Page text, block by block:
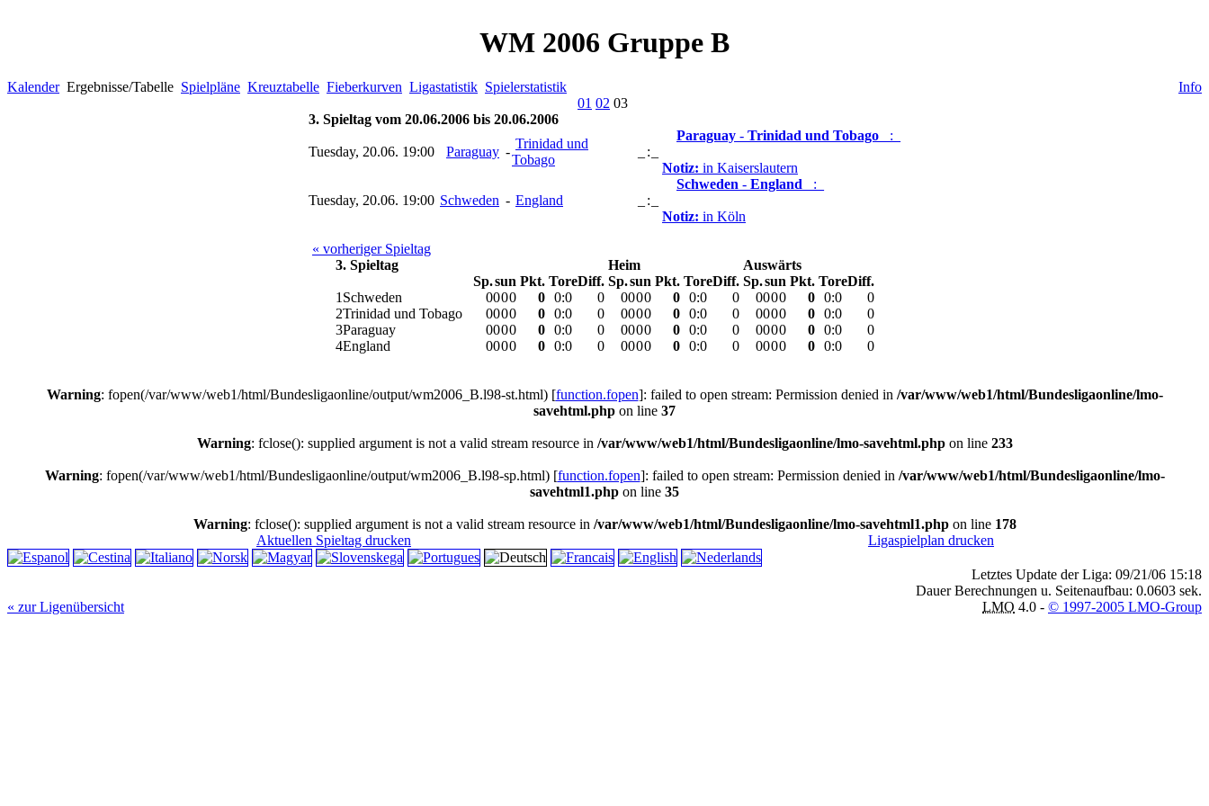
WM 2006 Gruppe B
KalenderErgebnisse/Tabelle Spielpläne Kreuztabelle Fieberkurven Ligastatistik Spielerstatistik
Info
01 02 03
3. Spieltag vom 20.06.2006 bis 20.06.2006
Tuesday, 20.06. 19:00 Paraguay -
Trinidad und
Tobago
:
Paraguay - Trinidad und Tobago _:_
Notiz: in Kaiserslautern
Tuesday, 20.06. 19:00 Schweden - England :
Schweden - England _:_
Notiz: in Köln
« vorheriger Spieltag
3. Spieltag
Heim
Auswärts
Sp.sun Pkt. ToreDiff. Sp.sun Pkt. ToreDiff. Sp.sun Pkt. ToreDiff.
1 Schweden 0000 0 0:0 0 0000 0 0:0 0 0000 0 0:0
0
2Trinidad und Tobago 0000 0 0:0 0 0000 0 0:0 0 0000 0 0:0
0
3Paraguay 0000 0 0:0 0 0000 0 0:0 0 0000 0 0:0
0
4England 0000 0 0:0 0 0000 0 0:0 0 0000 0 0:0 0
Warning: fopen(/var/www/web1/html/Bundesligaonline/output/wm2006_B.l98-st.html) [function.fopen]: failed to open stream: Permission denied in /var/www/web1/html/Bundesligaonline/lmo-
savehtml.php on line 37
Warning: fclose(): supplied argument is not a valid stream resource in /var/www/web1/html/Bundesligaonline/lmo-savehtml.phpon line 233
Warning: fopen(/var/www/web1/html/Bundesligaonline/output/wm2006_B.l98-sp.html) [function.fopen]: failed to open stream: Permission denied in /var/www/web1/html/Bundesligaonline/lmo-
savehtml1.php on line 35
Warning: fclose(): supplied argument is not a valid stream resource in /var/www/web1/html/Bundesligaonline/lmo-savehtml1.phpon line 178
Aktuellen Spieltag drucken
Ligaspielplan drucken
« zur Ligenübersicht
Letztes Update der Liga: 09/21/06 15:18
Dauer Berechnungen u. Seitenaufbau: 0.0603 sek.
LMO 4.0 - © 1997-2005 LMO-Group